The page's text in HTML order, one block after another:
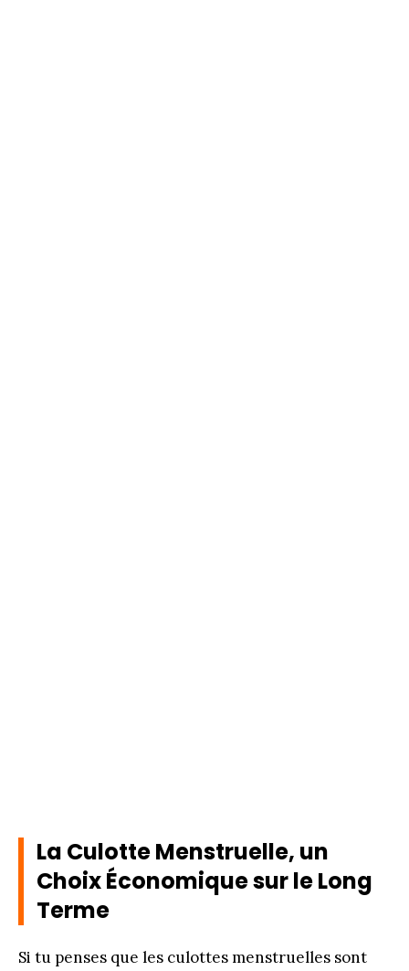
La Culotte Menstruelle, un
Choix Économique sur le Long
Terme
Si tu penses que les culottes menstruelles sont